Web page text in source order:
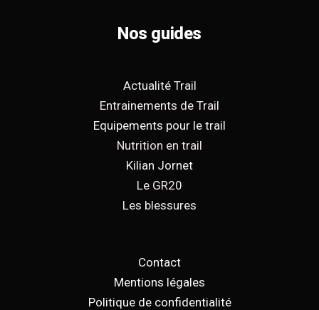
Nos guides
Actualité Trail
Entrainements de Trail
Equipements pour le trail
Nutrition en trail
Kilian Jornet
Le GR20
Les blessures
Contact
Mentions légales
Politique de confidentialité